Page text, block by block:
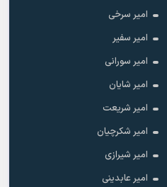
امیر سرخی
امیر سفیر
امیر سورانی
امیر شایان
امیر شریعت
امیر شکرچیان
امیر شیرازی
امیر عابدینی